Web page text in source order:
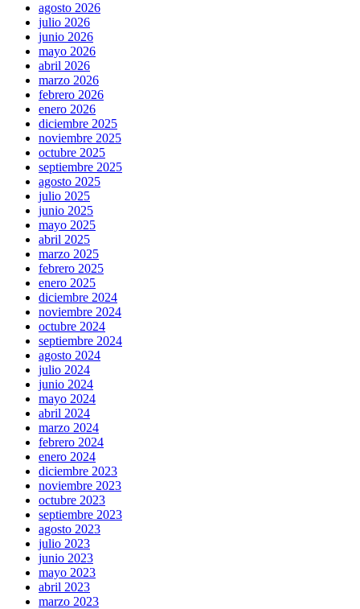
agosto 2026
julio 2026
junio 2026
mayo 2026
abril 2026
marzo 2026
febrero 2026
enero 2026
diciembre 2025
noviembre 2025
octubre 2025
septiembre 2025
agosto 2025
julio 2025
junio 2025
mayo 2025
abril 2025
marzo 2025
febrero 2025
enero 2025
diciembre 2024
noviembre 2024
octubre 2024
septiembre 2024
agosto 2024
julio 2024
junio 2024
mayo 2024
abril 2024
marzo 2024
febrero 2024
enero 2024
diciembre 2023
noviembre 2023
octubre 2023
septiembre 2023
agosto 2023
julio 2023
junio 2023
mayo 2023
abril 2023
marzo 2023